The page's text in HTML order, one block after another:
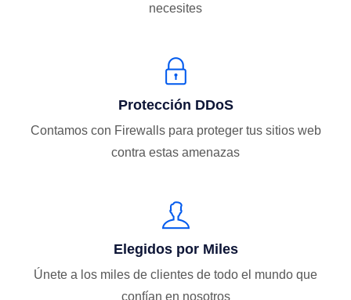
necesites
Protección DDoS
Contamos con Firewalls para proteger tus sitios web
contra estas amenazas
Elegidos por Miles
Únete a los miles de clientes de todo el mundo que
confían en nosotros